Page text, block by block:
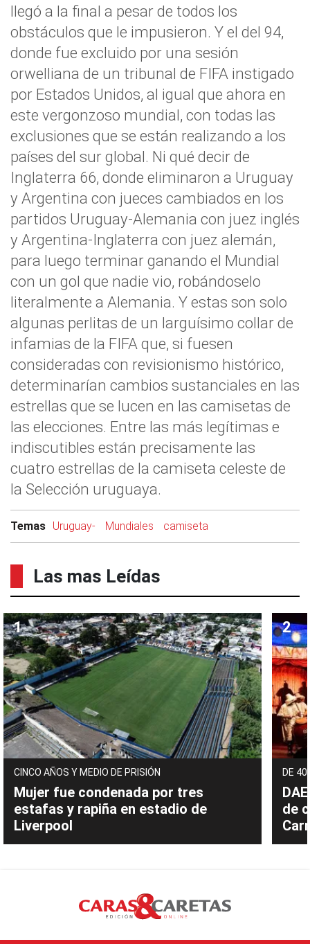
llegó a la final a pesar de todos los
obstáculos que le impusieron. Y el del 94,
donde fue excluido por una sesión
orwelliana de un tribunal de FIFA instigado
por Estados Unidos, al igual que ahora en
este vergonzoso mundial, con todas las
exclusiones que se están realizando a los
países del sur global. Ni qué decir de
Inglaterra 66, donde eliminaron a Uruguay
y Argentina con jueces cambiados en los
partidos Uruguay-Alemania con juez inglés
y Argentina-Inglaterra con juez alemán,
para luego terminar ganando el Mundial
con un gol que nadie vio, robándoselo
literalmente a Alemania. Y estas son solo
algunas perlitas de un larguísimo collar de
infamias de la FIFA que, si fuesen
consideradas con revisionismo histórico,
determinarían cambios sustanciales en las
estrellas que se lucen en las camisetas de
las elecciones. Entre las más legítimas e
indiscutibles están precisamente las
cuatro estrellas de la camiseta celeste de
la Selección uruguaya.
Temas Uruguay- Mundiales camiseta
Las mas Leídas
CINCO AÑOS Y MEDIO DE PRISIÓN
Mujer fue condenada por tres
estafas y rapiña en estadio de
Liverpool
DE
de